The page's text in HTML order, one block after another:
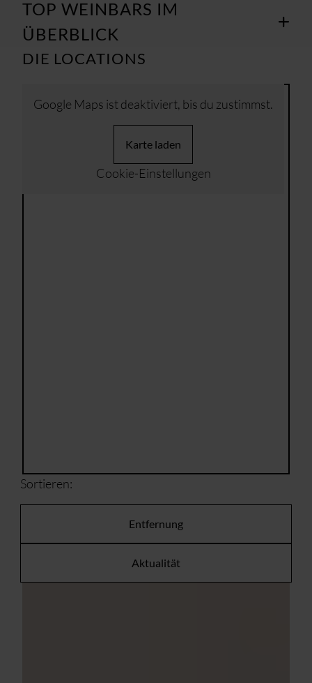
TOP WEINBARS IM
ÜBERBLICK
DIE LOCATIONS
Google Maps ist deaktiviert, bis du zustimmst.
Karte laden
Cookie-Einstellungen
Sortieren:
Entfernung
Aktualität